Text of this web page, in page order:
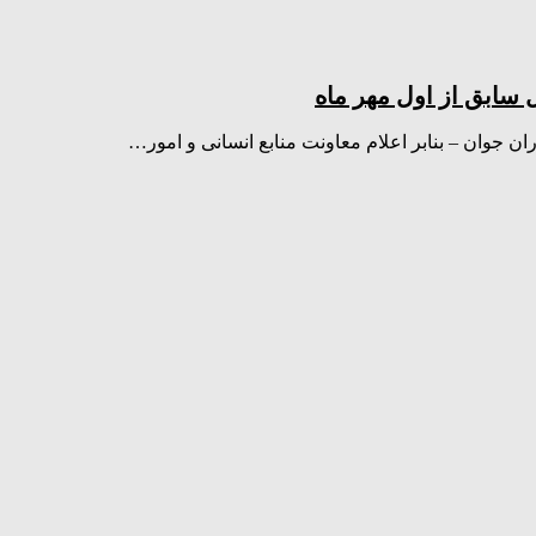
سابق از اول مهر ماه